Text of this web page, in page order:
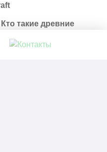
такие древние